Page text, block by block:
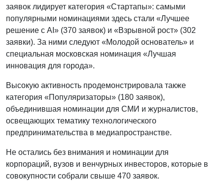
заявок лидирует категория «Стартапы»: самыми
популярными номинациями здесь стали «Лучшее
решение с AI» (370 заявок) и «Взрывной рост» (302
заявки). За ними следуют «Молодой основатель» и
специальная московская номинация «Лучшая
инновация для города».
Высокую активность продемонстрировала также
категория «Популяризаторы» (180 заявок),
объединившая номинации для СМИ и журналистов,
освещающих тематику технологического
предпринимательства в медиапространстве.
Не остались без внимания и номинации для
корпораций, вузов и венчурных инвесторов, которые в
совокупности собрали свыше 470 заявок.